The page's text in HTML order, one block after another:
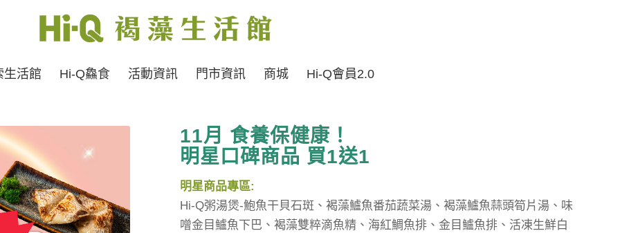
生活館 Hi-Q鱻食 活動資訊 門市資訊 商城 Hi-Q會員2.0
11月 食養保健康！
明星口碑商品 買1送1
明星商品專區:
Hi-Q粥湯煲-鮑魚干貝石斑、褐藻鱸魚番茄蔬菜湯、褐藻鱸魚蒜頭筍片湯、味
噌金目鱸魚下巴、褐藻雙粹滴魚精、海紅鯛魚排、金目鱸魚排、活凍生鮮白